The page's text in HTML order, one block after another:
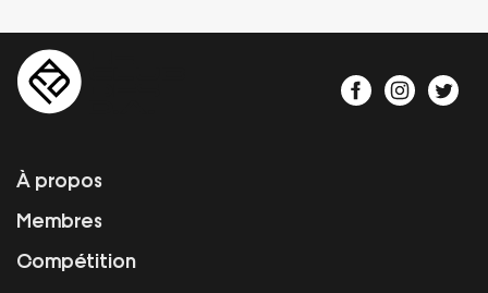
À propos
Membres
Compétition